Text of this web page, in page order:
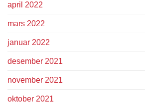
april 2022
mars 2022
januar 2022
desember 2021
november 2021
oktober 2021